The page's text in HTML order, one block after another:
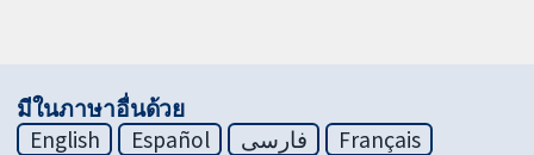
มีในภาษาอื่นด้วย
English
Español فارسی
Français